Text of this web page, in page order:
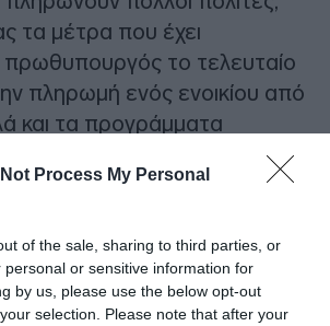
Process My Personal
of the sale, sharing to third parties, or
personal or sensitive information for
by us, please use the below opt-out
selection. Please note that after your
τα μέτρα που έχει
πρωθυπουργός το τελευταίο
πληρωμή ενός ενοικίου από
και τα προγράμματα
δεν θα έχει προοπτική,
λαϊκισμού στη χώρα μας